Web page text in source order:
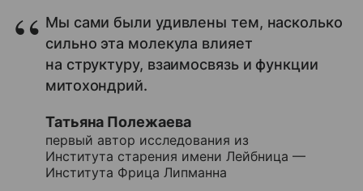
Мы сами были удивлены тем, насколько
сильно эта молекула влияет
на структуру, взаимосвязь и функции
митохондрий.
Татьяна Полежаева
первый автор исследования из
Института старения имени Лейбница —
Института Фрица Липманна